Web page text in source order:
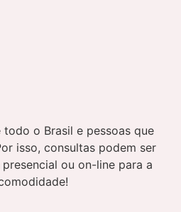
o Brasil e pessoas que
isso, consultas podem ser
ou on-line para a